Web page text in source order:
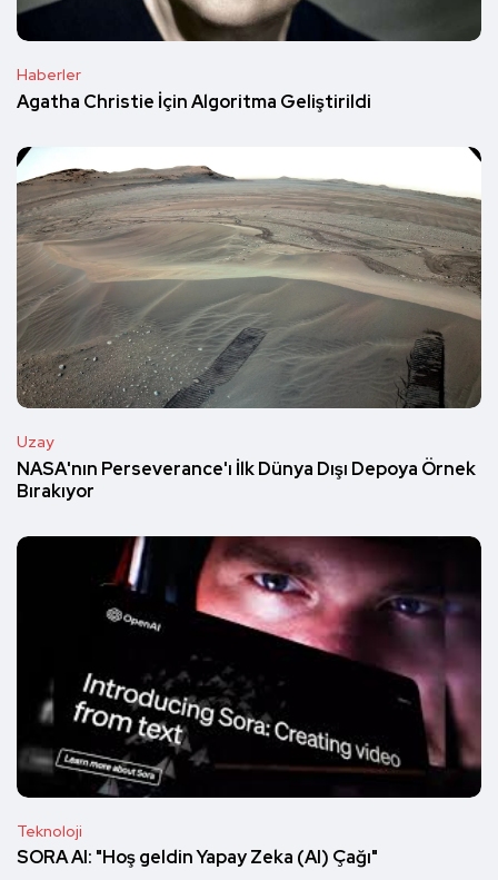
Haberler
Agatha Christie İçin Algoritma Geliştirildi
Uzay
NASA'nın Perseverance'ı İlk Dünya Dışı Depoya Örnek
Bırakıyor
Teknoloji
SORA AI: "Hoş geldin Yapay Zeka (AI) Çağı"